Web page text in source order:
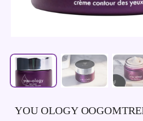
YOU OLOGY